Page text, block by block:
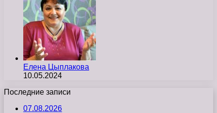
Елена Цыплакова
10.05.2024
Последние записи
07.08.2026